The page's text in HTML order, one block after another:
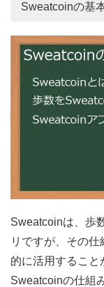
Sweatcoinの基
Sweatcoinは、歩
リですが、その
的に活用すること
Sweatcoinの仕組